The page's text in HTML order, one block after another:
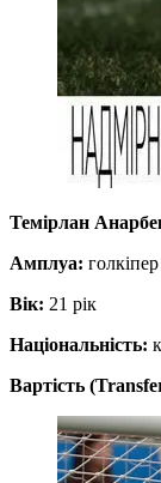
Темірлан
Амплуа: голкіпер
Вік: 21 рік
Національність:
Вартість